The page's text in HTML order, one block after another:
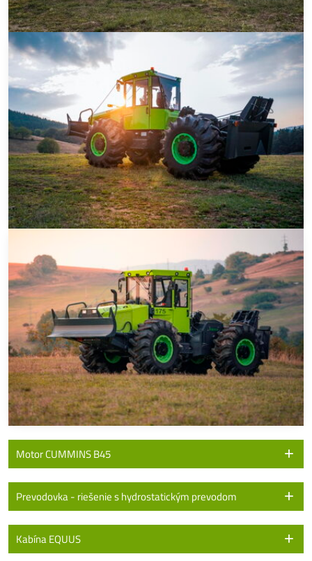
Motor CUMMINS B45
Prevodovka - riešenie s hydrostatickým prevodom
Kabína EQUUS